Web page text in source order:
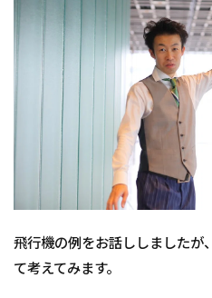
飛行機の例をお話ししましたが
て考えてみます。